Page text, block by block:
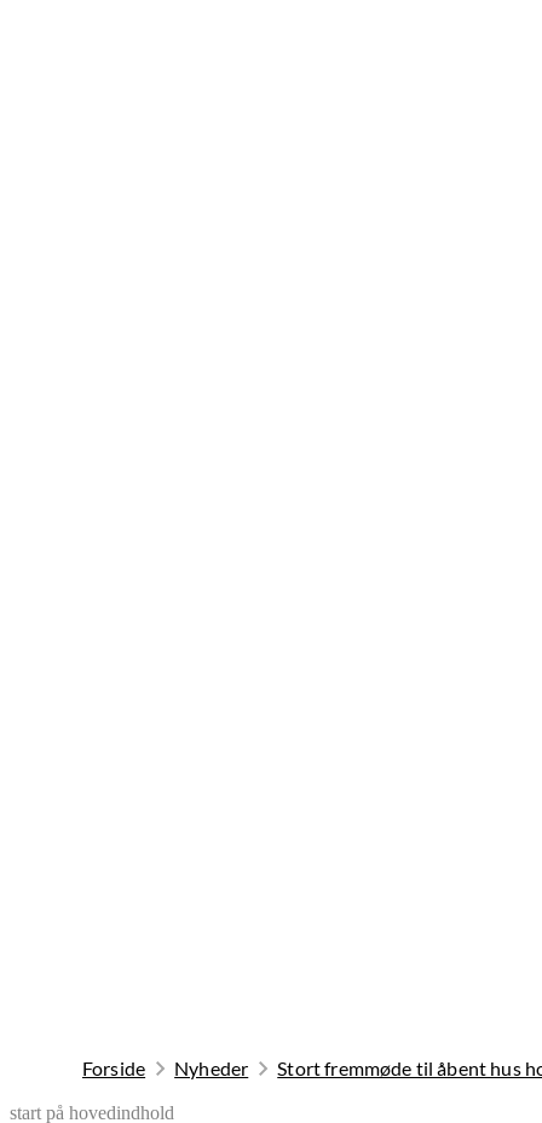
Forside Nyheder Stort fremmøde til åbent hus
start på hovedindhold